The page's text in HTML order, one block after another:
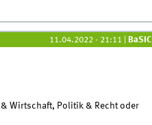
11.04.2022 - 21:11 BaSIC
Wirtschaft, Politik & Recht oder